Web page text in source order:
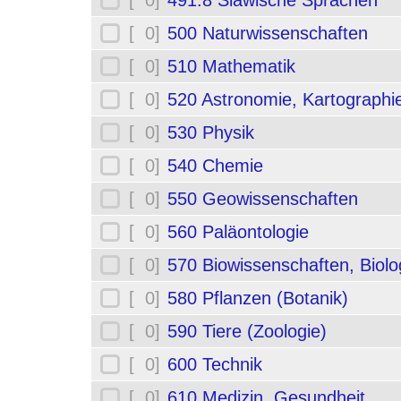
[ 0] 500 Naturwissenschaften
[ 0] 510 Mathematik
[ 0] 520 Astronomie,
[ 0] 530 Physik
[ 0] 540 Chemie
[ 0] 550 Geowissenschaften
[ 0] 560 Paläontologie
[ 0] 570 Biowissenschaften,
[ 0] 580 Pflanzen (Botanik)
[ 0] 590 Tiere (Zoologie)
[ 0] 600 Technik